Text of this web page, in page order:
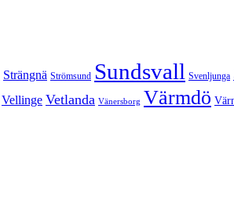
Strängnä Strömsund Sundsvall Svenljunga
Vellinge Vetlanda Vänersborg Värmdö